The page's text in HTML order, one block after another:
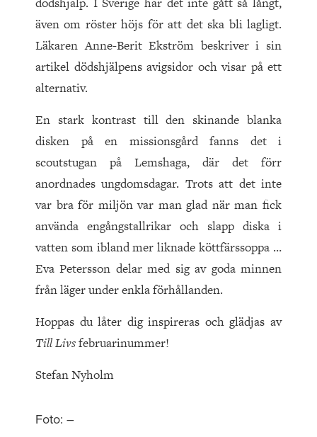
även om röster höjs för att det ska bli lagligt.
Läkaren Anne-Berit Ekström beskriver i sin
artikel dödshjälpens avigsidor och visar på ett
alternativ.
En stark kontrast till den skinande blanka
disken på en missionsgård fanns det i
scoutstugan på Lemshaga, där det förr
anordnades ungdomsdagar. Trots att det inte
var bra för miljön var man glad när man fick
använda engångstallrikar och slapp diska i
vatten som ibland mer liknade köttfärssoppa …
Eva Petersson delar med sig av goda minnen
från läger under enkla förhållanden.
Hoppas du låter dig inspireras och glädjas av
Till Livsfebruarinummer!
Stefan Nyholm
Foto: –